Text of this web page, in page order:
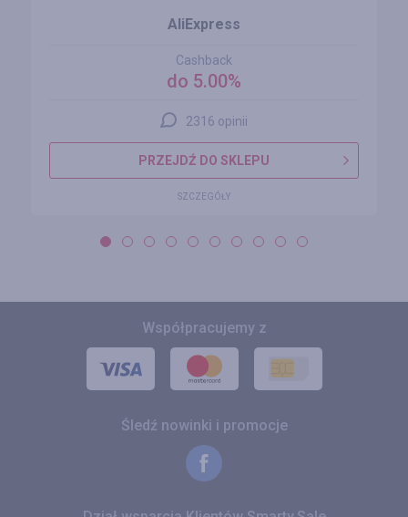
AliExpress
Cashback
do 5.00%
2316 opinii
PRZEJDŹ DO SKLEPU
SZCZEGÓŁY
Współpracujemy z
Śledź nowinki i promocje